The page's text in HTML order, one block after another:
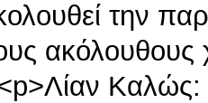
την